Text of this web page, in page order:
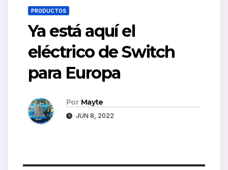
PRODUCTOS
Ya está aquí el
eléctrico de Switch
para Europa
Por Mayte
JUN 8, 2022